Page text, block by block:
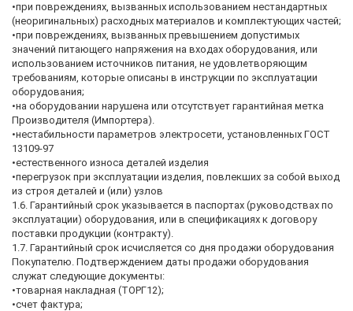
•при повреждениях, вызванных использованием нестандартных
(неоригинальных) расходных материалов и комплектующих частей;
•при повреждениях, вызванных превышением допустимых
значений питающего напряжения на входах оборудования, или
использованием источников питания, не удовлетворяющим
требованиям, которые описаны в инструкции по эксплуатации
оборудования;
•на оборудовании нарушена или отсутствует гарантийная метка
Производителя (Импортера).
•нестабильности параметров электросети, установленных ГОСТ
13109-97
•естественного износа деталей изделия
•перегрузок при эксплуатации изделия, повлекших за собой выход
из строя деталей и (или) узлов
1.6. Гарантийный срок указывается в паспортах (руководствах по
эксплуатации) оборудования, или в спецификациях к договору
поставки продукции (контракту).
1.7. Гарантийный срок исчисляется со дня продажи оборудования
Покупателю. Подтверждением даты продажи оборудования
служат следующие документы:
•товарная накладная (ТОРГ12);
•счет фактура;